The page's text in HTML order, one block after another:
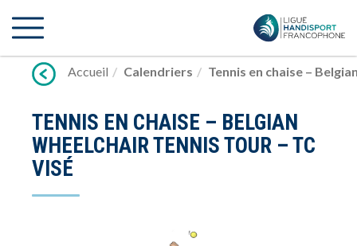
vers
Accueil
Calendriers Tennis en chaise –
TENNIS EN CHAISE – BELGIAN
WHEELCHAIR TENNIS TOUR – TC
VISÉ